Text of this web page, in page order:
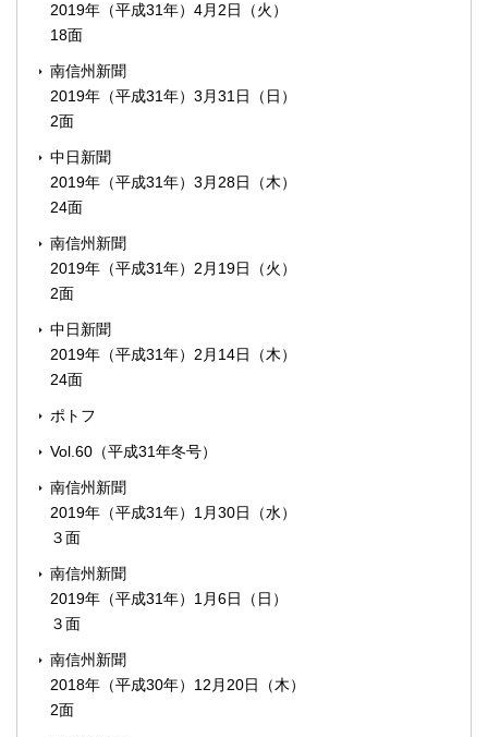
2019年（平成31年）4月2日（火）
18面
南信州新聞
2019年（平成31年）3月31日（日）
2面
中日新聞
2019年（平成31年）3月28日（木）
24面
南信州新聞
2019年（平成31年）2月19日（火）
2面
中日新聞
2019年（平成31年）2月14日（木）
24面
ポトフ
Vol.60（平成31年冬号）
南信州新聞
2019年（平成31年）1月30日（水）
３面
南信州新聞
2019年（平成31年）1月6日（日）
３面
南信州新聞
2018年（平成30年）12月20日（木）
2面